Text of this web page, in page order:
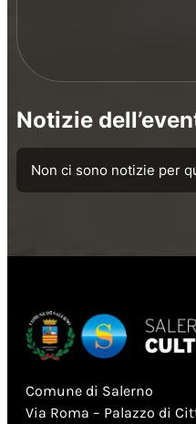
Notizie
Non ci sono notizie per
Comune di Salerno
Via Roma – Palazzo di